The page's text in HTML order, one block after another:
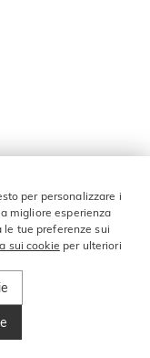
per personalizzare i
migliore esperienza
tue preferenze sui
sui cookie per ulteriori